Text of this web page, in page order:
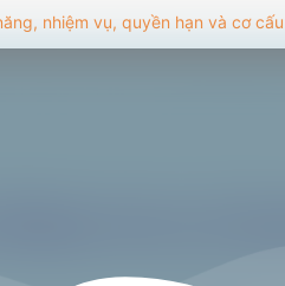
nhiệm vụ, quyền hạn và cơ